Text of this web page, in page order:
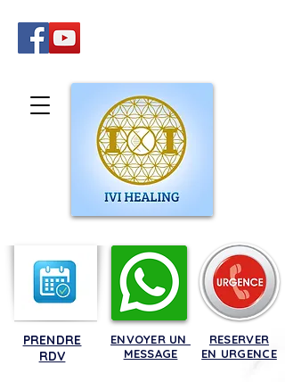
PRENDRE
RDV
ENVOYER UN
MESSAGE
RESERVER
EN URGENCE